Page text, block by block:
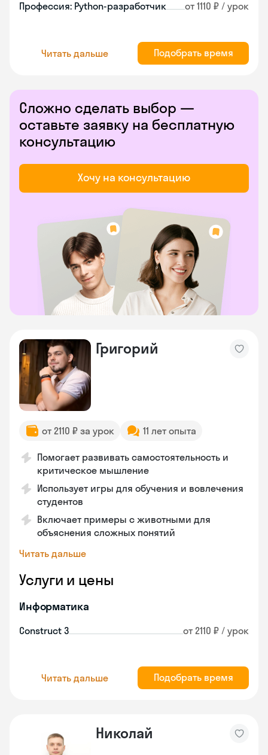
Профессия: Python-разработчик от 1110 ₽ / урок
Читать дальше Подобрать время
Сложно сделать выбор —
оставьте заявку на бесплатную
консультацию
Хочу на консультацию
Григорий
от 2110 ₽ за урок 11 лет опыта
Помогает развивать самостоятельность и
критическое мышление
Использует игры для обучения и вовлечения
студентов
Включает примеры с животными для
объяснения сложных понятий
Читать дальше
Услуги и цены
Информатика
Construct 3 от 2110 ₽ / урок
Читать дальше Подобрать время
Николай